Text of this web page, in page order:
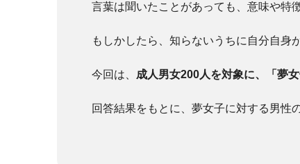
言葉は聞いたことがあっても、意味や特
もしかしたら、知らないうちに自分自身
今回は、 成人男女200人を対象に、「夢
回答結果をもとに、夢女子に対する男性